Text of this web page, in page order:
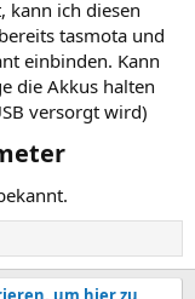
kann ich diesen
tasmota und
einbinden. Kann
die Akkus halten
versorgt wird)